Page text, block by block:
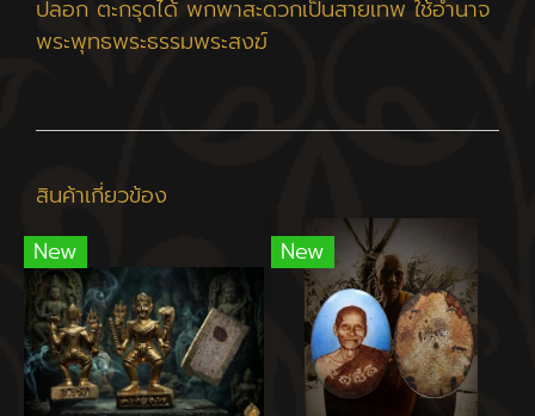
ปลอก ตะกรุดได้ พกพาสะดวกเป็นสายเทพ ใช้อำนาจ
พระพุทธพระธรรมพระสงฆ์
สินค้าเกี่ยวข้อง
New
New